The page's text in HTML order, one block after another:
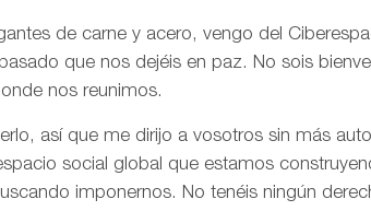
de carne y acero, vengo del
que nos dejéis en paz. No sois
nos reunimos.
así que me dirijo a vosotros sin más
social global que estamos
imponernos. No tenéis ningún